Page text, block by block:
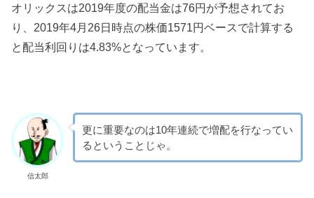
オリックスは2019年度の配当金は76円が予想されてお
り、2019年4月26日時点の株価1571円ベースで計算する
と配当利回りは4.83%となっています。
信太郎
更に重要なのは10年連続で増配を行なってい
るということじゃ。